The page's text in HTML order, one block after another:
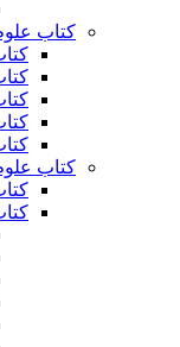
کتاب
کتاب